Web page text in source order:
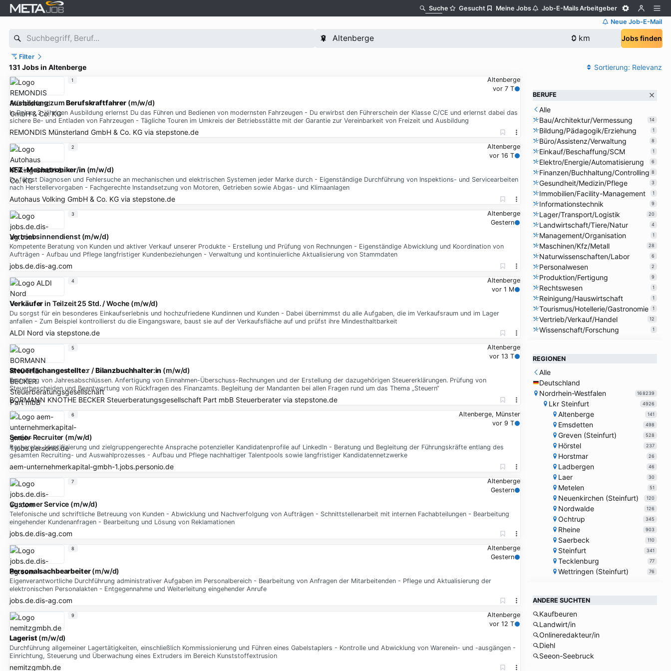
Suche Gesucht Meine Jobs Job-E-MailsArbeitgeber
Neue Job-E-Mail
Jobs finden
Filter
131 Jobs in Altenberge Sortierung: Relevanz
Altenberge
vor 7 T
Ausbildung zumBerufskraftfahrer (m/w/d)
In Deiner 3-jährigen Ausbildung erlernst Du das Führen und Bedienen von modernsten Fahrzeugen - Du erwirbst den Führerschein der Klasse C/CE und erlernst dabei das
sichere Be- und Entladen von Fahrzeugen - Tägliche Touren im Umkreis der Betriebsstätte mit der Garantie zur Vereinbarkeit von Freizeit und Ausbildung
REMONDIS Münsterland GmbH & Co. KGvia stepstone.de
1
Altenberge
vor 16 T
KFZ-Mechatroniker/in(m/w/d)
Du führst Diagnosen und Fehlersuche an mechanischen und elektrischen Systemen jeder Marke durch - Eigenständige Durchführung von Inspektions- und Servicearbeiten
nach Herstellervorgaben - Fachgerechte Instandsetzung von Motoren, Getrieben sowie Abgas- und Klimaanlagen
Autohaus Volking GmbH & Co. KGvia stepstone.de
2
Altenberge
Gestern
Vertriebsinnendienst (m/w/d)
Kompetente Beratung von Kunden und aktiver Verkauf unserer Produkte - Erstellung und Prüfung von Rechnungen - Eigenständige Abwicklung und Koordination von
Aufträgen - Aufbau und Pflege langfristiger Kundenbeziehungen - Verwaltung und kontinuierliche Aktualisierung von Stammdaten
jobs.de.dis-ag.com
3
Altenberge
vor 1 M
Verkäuferin Teilzeit 25 Std. / Woche (m/w/d)
Du sorgst für ein besonderes Einkaufserlebnis und hochzufriedene Kundinnen und Kunden - Dabei übernimmst du alle Aufgaben, die im Verkaufsraum und im Lager
anfallen - Zum Beispiel kontrollierst du die Eingangsware, baust sie auf der Verkaufsfläche auf und prüfst ihre Mindesthaltbarkeit
ALDI Nord via stepstone.de
4
Altenberge
vor 13 T
Steuerfachangestellte:r /Bilanzbuchhalter:in (m/w/d)
Erstellung von Jahresabschlüssen. Anfertigung von Einnahmen-Überschuss-Rechnungen und der Erstellung der dazugehörigen Steuererklärungen. Prüfung von
Steuerbescheiden und Beantwortung von Rückfragen des Finanzamts. Begleitung der Mandanten bei allen Fragen rund um das Thema „Steuern“
BORMANN KNOTHE BECKER Steuerberatungsgesellschaft Part mbB Steuerberatervia stepstone.de
5
Altenberge, Münster
vor 9 T
Senior Recruiter (m/w/d)
Recherche, Identifizierung und zielgruppengerechte Ansprache potenzieller Kandidatenprofile auf LinkedIn - Beratung und Begleitung der Führungskräfte entlang des
gesamten Recruiting- und Auswahlprozesses - Aufbau und Pflege nachhaltiger Talentpools sowie langfristiger Kandidatennetzwerke
aem-unternehmerkapital-gmbh-1.jobs.personio.de
6
Altenberge
Gestern
Customer Service (m/w/d)
Telefonische und schriftliche Betreuung von Kunden - Abwicklung und Nachverfolgung von Aufträgen - Schnittstellenarbeit mit internen Fachabteilungen - Bearbeitung
eingehender Kundenanfragen - Bearbeitung und Lösung von Reklamationen
jobs.de.dis-ag.com
7
Altenberge
Gestern
Personalsachbearbeiter(m/w/d)
Eigenverantwortliche Durchführung administrativer Aufgaben im Personalbereich - Bearbeitung von Anfragen der Mitarbeitenden - Pflege und Aktualisierung der
elektronischen Personalakten - Entgegennahme und Weiterleitung eingehender Anrufe
jobs.de.dis-ag.com
8
Altenberge
vor 12 T
Lagerist (m/w/d)
Durchführung allgemeiner Lagertätigkeiten, einschließlich Kommissionierung und Führen eines Gabelstaplers - Kontrolle und Abwicklung von Warenein- und -ausgängen -
Einrichtung, Steuerung und Überwachung eines Extruders im Bereich Kunststoffextrusion
nemitzgmbh.de
9
BERUFE
Alle
Bau/Architektur/Vermessung
14
Bildung/Pädagogik/Erziehung 1
Büro/Assistenz/Verwaltung 8
Einkauf/Beschaffung/SCM 1
Elektro/Energie/Automatisierung 6
Finanzen/Buchhaltung/Controlling 8
Gesundheit/Medizin/Pflege 3
Immobilien/Facility-Management 1
Informationstechnik 9
Lager/Transport/Logistik 20
Landwirtschaft/Tiere/Natur 4
Management/Organisation 1
Maschinen/Kfz/Metall 28
Naturwissenschaften/Labor 6
Personalwesen 2
Produktion/Fertigung 9
Rechtswesen 1
Reinigung/Hauswirtschaft 1
Tourismus/Hotellerie/Gastronomie 1
Vertrieb/Verkauf/Handel 12
Wissenschaft/Forschung 1
REGIONEN
Alle
Deutschland
Nordrhein-Westfalen
168239
Lkr Steinfurt 4926
Altenberge 141
Emsdetten 498
Greven (Steinfurt) 528
Hörstel 237
Horstmar 26
Ladbergen 46
Laer 30
Metelen 51
Neuenkirchen (Steinfurt) 120
Nordwalde 126
Ochtrup 345
Rheine 903
Saerbeck 110
Steinfurt 341
Tecklenburg 77
Wettringen (Steinfurt) 76
ANDERE SUCHTEN
Kaufbeuren
Landwirt/in
Onlineredakteur/in
Diehl
Seeon-Seebruck